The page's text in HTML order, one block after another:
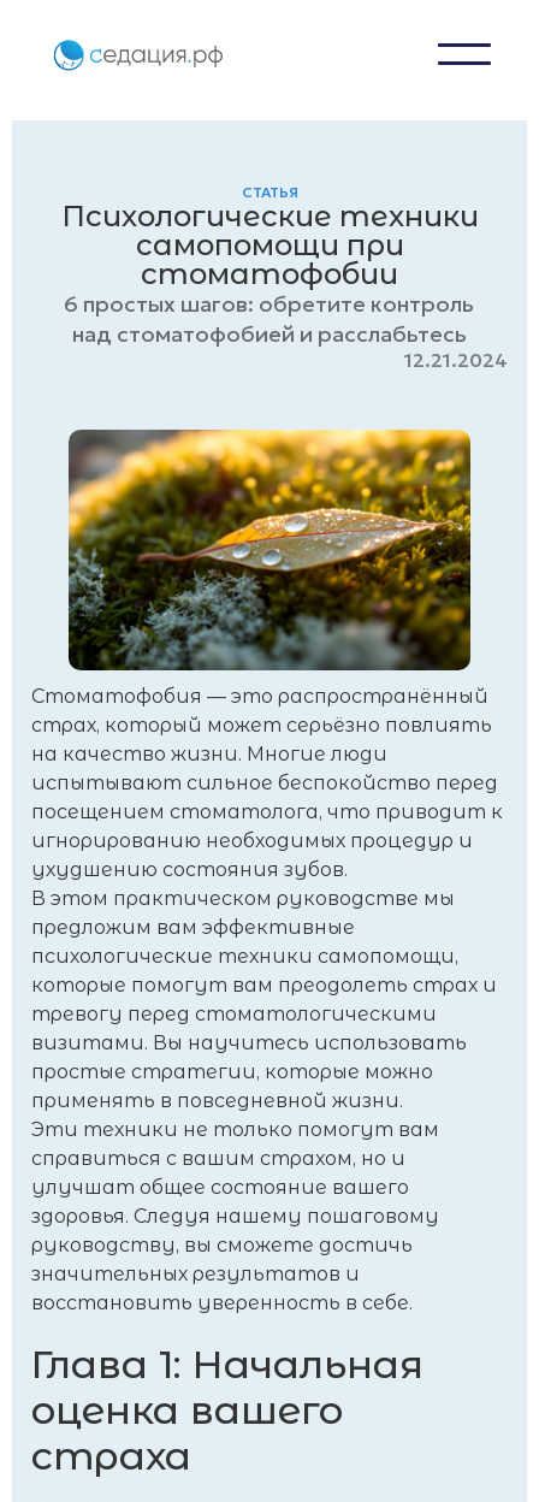
СТАТЬЯ
Психологические техники
самопомощи при
стоматофобии
6 простых шагов: обретите контроль
над стоматофобией и расслабьтесь
12.21.2024
Стоматофобия — это распространённый
страх, который может серьёзно повлиять
на качество жизни. Многие люди
испытывают сильное беспокойство перед
посещением стоматолога, что приводит к
игнорированию необходимых процедур и
ухудшению состояния зубов.
В этом практическом руководстве мы
предложим вам эффективные
психологические техники самопомощи,
которые помогут вам преодолеть страх и
тревогу перед стоматологическими
визитами. Вы научитесь использовать
простые стратегии, которые можно
применять в повседневной жизни.
Эти техники не только помогут вам
справиться с вашим страхом, но и
улучшат общее состояние вашего
здоровья. Следуя нашему пошаговому
руководству, вы сможете достичь
значительных результатов и
восстановить уверенность в себе.
Глава 1: Начальная
оценка вашего
страха